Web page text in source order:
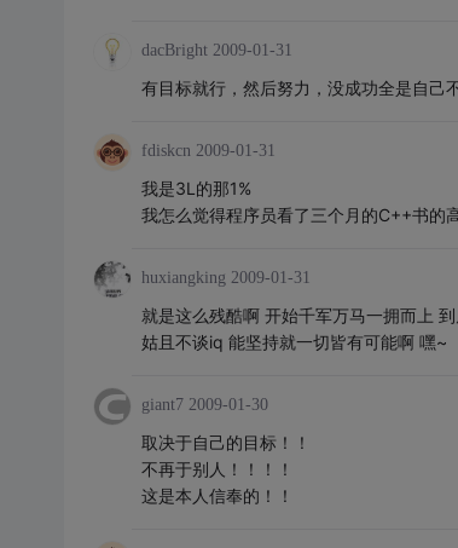
dacBright 2009-01-31
有目标就行，然后努力，没成功全是自己
fdiskcn 2009-01-31
我是3L的那1%
我怎么觉得程序员看了三个月的C++书的
huxiangking 2009-01-31
就是这么残酷啊 开始千军万马一拥而上
姑且不谈iq 能坚持就一切皆有可能啊 嘿~
giant7 2009-01-30
取决于自己的目标！！
不再于别人！！！！
这是本人信奉的！！